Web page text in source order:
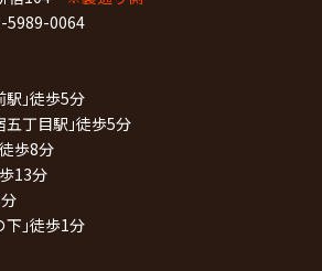
5989-0064
駅｣徒歩5分
五丁目駅｣徒歩5分
歩8分
13分
下｣徒歩1分